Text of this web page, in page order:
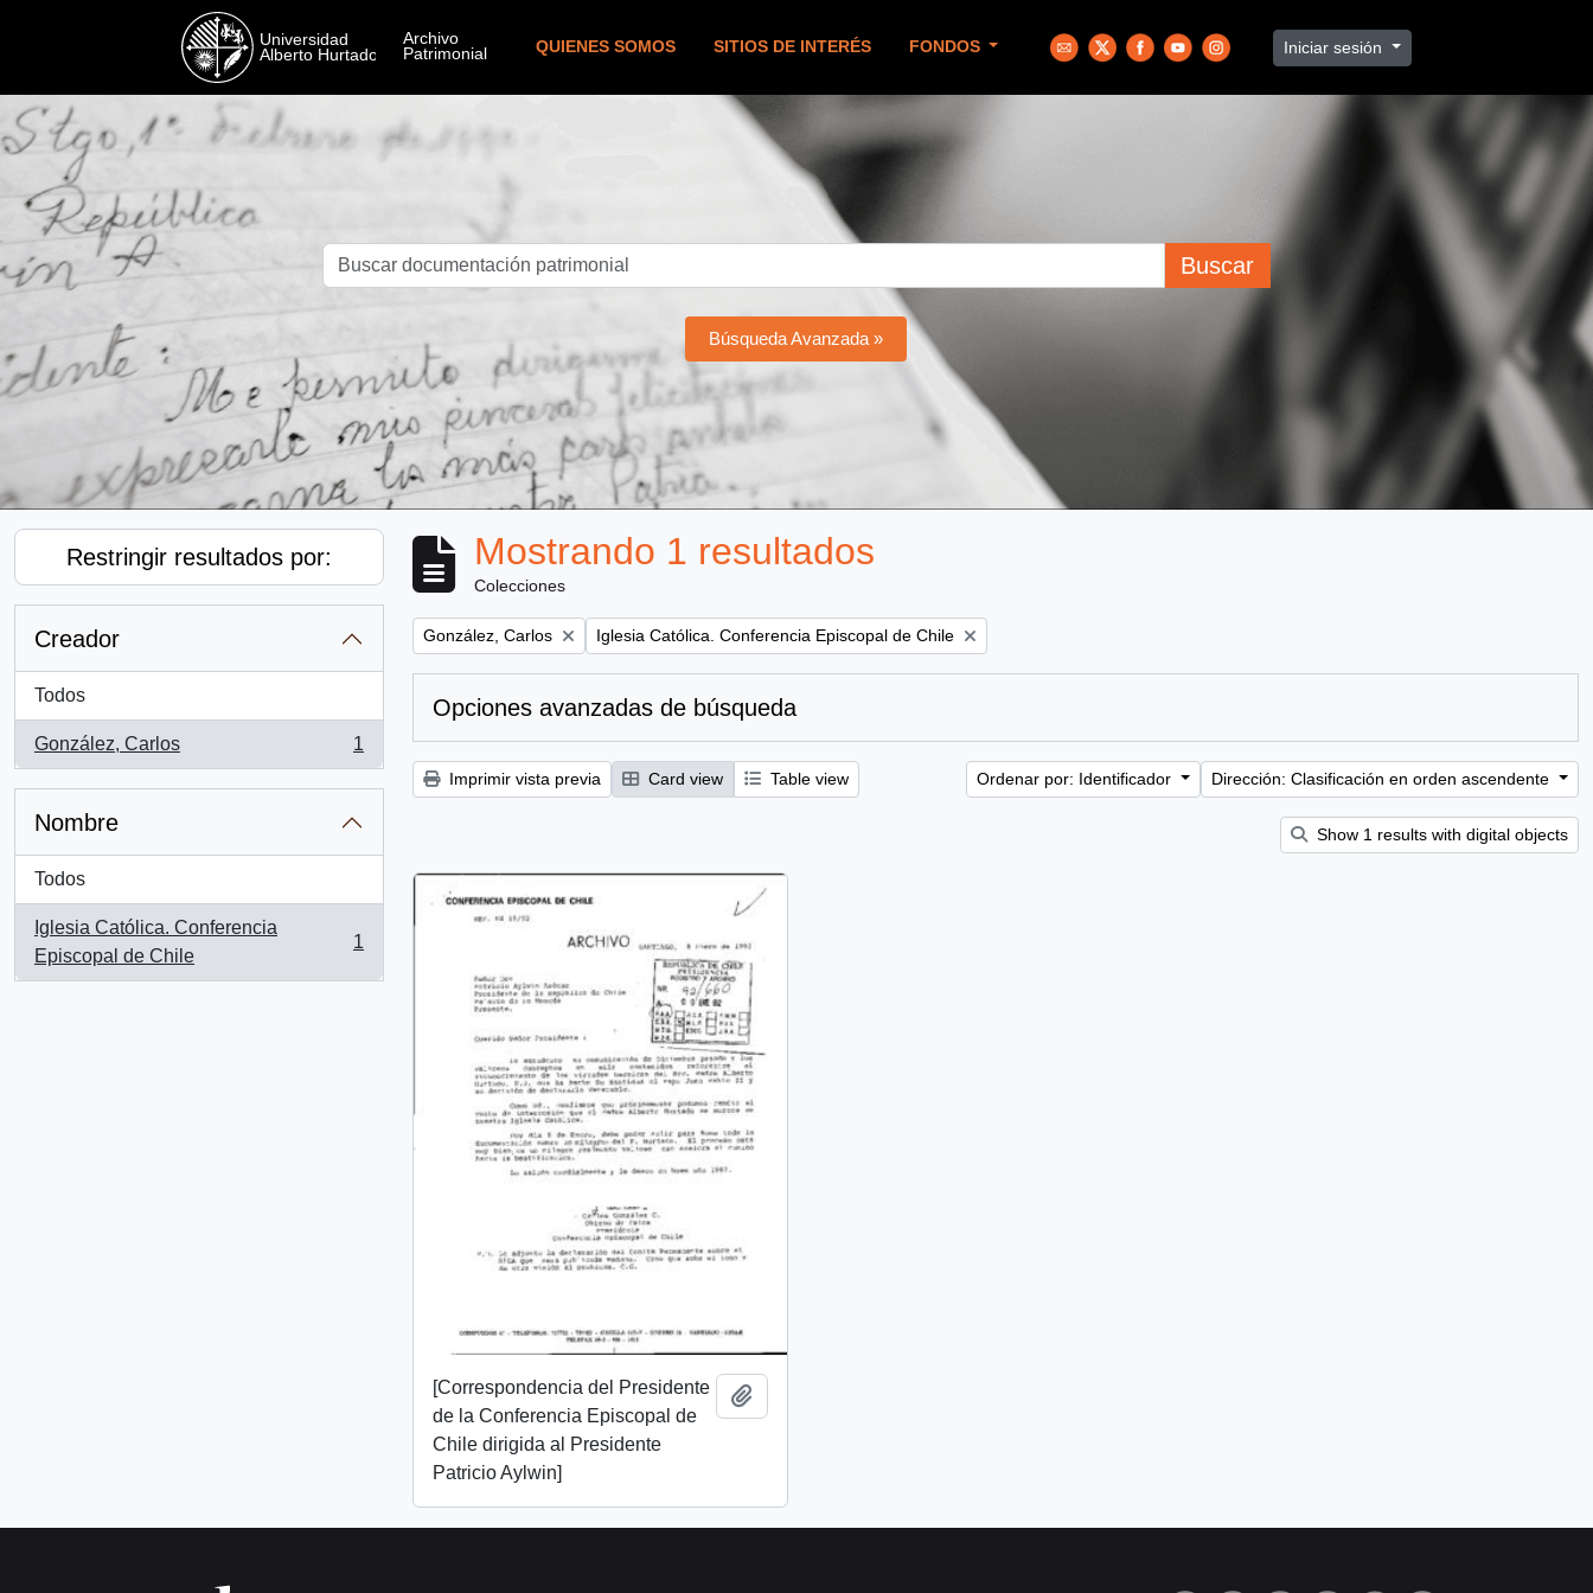
QUIENES SOMOS SITIOS DE INTERÉS FONDOS Iniciar sesión
Buscar
Búsqueda Avanzada »
Restringir resultados por:
Creador
Todos
González, Carlos
, 1 resultados
1
Nombre
Todos
Iglesia Católica. Conferencia
Episcopal de Chile
, 1 resultados
1
Mostrando 1 resultados
Colecciones
Remove filter:
González, Carlos Remove filter:
Iglesia Católica. Conferencia Episcopal de Chile
Opciones avanzadas de búsqueda
Imprimir vista previa Card view Table view Ordenar por: Identificador Dirección: Clasificación en orden ascendente
Show 1 results with digital objects
[Correspondencia del Presidente
de la Conferencia Episcopal de
Chile dirigida al Presidente
Patricio Aylwin]